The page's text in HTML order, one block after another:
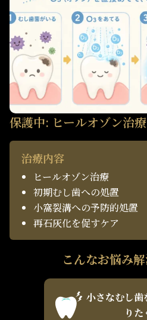
保護中: ヒールオゾン治療
治療内容
ヒールオゾン治療
初期むし歯への処置
小窩裂溝への予防的処置
再石灰化を促すケア
こんなお悩み
小さなむし歯
り